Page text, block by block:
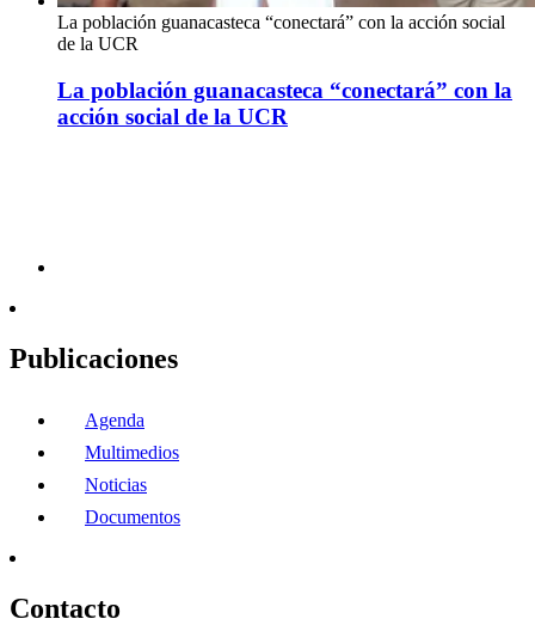
La población guanacasteca “conectará” con la acción social
de la UCR
La población guanacasteca “conectará” con la
acción social de la UCR
Publicaciones
Agenda
Multimedios
Noticias
Documentos
Contacto